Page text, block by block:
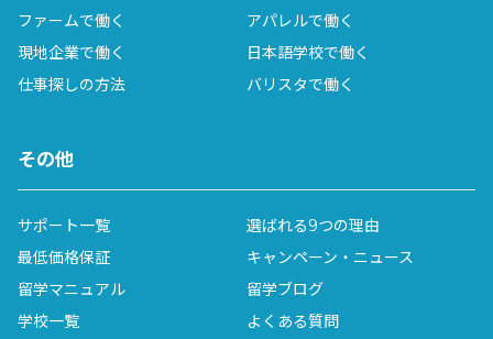
ファームで働く
アパレルで働く
現地企業で働く
日本語学校で働く
仕事探しの方法
バリスタで働く
その他
サポート一覧
選ばれる9つの理由
最低価格保証
キャンペーン・ニュース
留学マニュアル
留学ブログ
学校一覧
よくある質問